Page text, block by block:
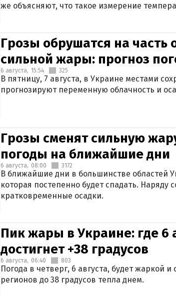
же объясняют, что такое измерение
Грозы обрушатся на часть
сильной жары: прогноз
6 августа, 15:54 325
В пятницу, 7 августа, в Украине местами
прогнозируют переменную облачность и
Грозы сменят сильную
погоды на ближайшие дни
6 августа, 08:00 3172
В ближайшие дни в большинстве областей
которая постепенно будет спадать.
кратковременные осадки.
Пик жары в Украине: где 6
достигнет +38 градусов
6 августа, 06:40 803
Погода в четверг, 6 августа, будет жаркой
регионов до 38 градусов тепла днем.